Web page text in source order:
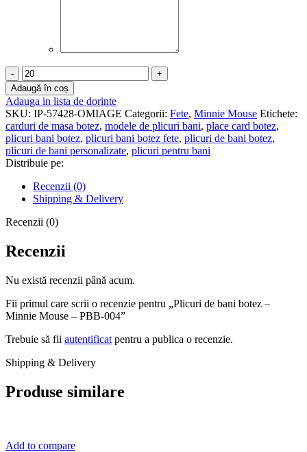
Cantitate
Plicuri
de
bani
botez
-
Minnie
Mouse
-
PBB-
004
Adaugă în coș
Adauga in lista de dorinte
SKU: IP-57428-OMIAGE Categorii: Fete, Minnie Mouse Etichete:
carduri de masa botez, modele de plicuri bani, place card botez,
plicuri bani botez, plicuri bani botez fete, plicuri de bani botez,
plicuri de bani personalizate, plicuri pentru bani
Distribuie pe:
Recenzii (0)
Shipping & Delivery
Recenzii (0)
Recenzii
Nu există recenzii până acum.
Fii primul care scrii o recenzie pentru „Plicuri de bani botez –
Minnie Mouse – PBB-004”
Trebuie să fii autentificat pentru a publica o recenzie.
Shipping & Delivery
Produse similare
Add to compare